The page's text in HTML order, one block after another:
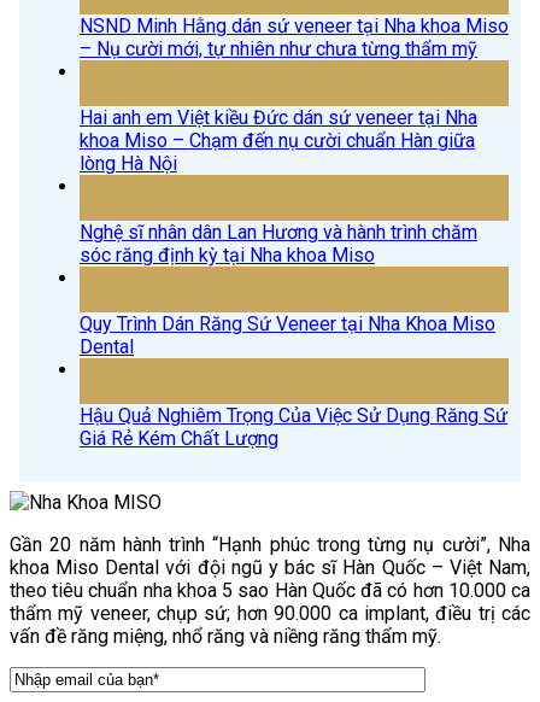
NSND Minh Hằng dán sứ veneer tại Nha khoa Miso
– Nụ cười mới, tự nhiên như chưa từng thẩm mỹ
Hai anh em Việt kiều Đức dán sứ veneer tại Nha
khoa Miso – Chạm đến nụ cười chuẩn Hàn giữa
lòng Hà Nội
Nghệ sĩ nhân dân Lan Hương và hành trình chăm
sóc răng định kỳ tại Nha khoa Miso
Quy Trình Dán Răng Sứ Veneer tại Nha Khoa Miso
Dental
Hậu Quả Nghiêm Trọng Của Việc Sử Dụng Răng Sứ
Giá Rẻ Kém Chất Lượng
Gần 20 năm hành trình “Hạnh phúc trong từng nụ cười”, Nha
khoa Miso Dental với đội ngũ y bác sĩ Hàn Quốc – Việt Nam,
theo tiêu chuẩn nha khoa 5 sao Hàn Quốc đã có hơn 10.000 ca
thẩm mỹ veneer, chụp sứ; hơn 90.000 ca implant, điều trị các
vấn đề răng miệng, nhổ răng và niềng răng thẩm mỹ.